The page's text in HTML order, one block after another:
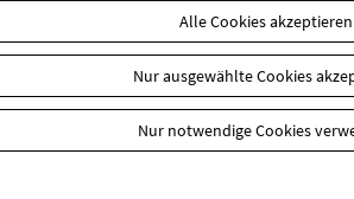
Sie Ihre Mitgliedschaft und Ihren
online nur reserviert werden. Die
finden Siehier.
Alle Cookies akzeptieren
Nur ausgewählte Cookies
Nur notwendige Cookies